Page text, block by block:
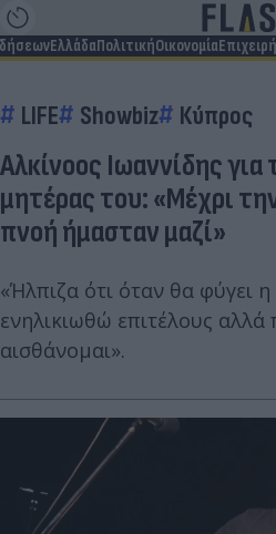
ΕλλάδαΠολιτικήΟικονομία
LIFE Showbiz Κύπρος
Αλκίνοος Ιωαννίδης
μητέρας του: «Μέχρι
πνοή ήμασταν μαζί»
«Ήλπιζα ότι όταν θα φύγει
ενηλικιωθώ επιτέλους αλλά
αισθάνομαι».